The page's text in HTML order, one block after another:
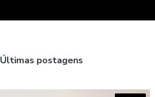
Últimas postagens